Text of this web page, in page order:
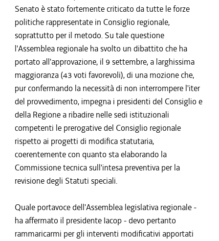
Senato è stato fortemente criticato da tutte le forze
politiche rappresentate in Consiglio regionale,
soprattutto per il metodo. Su tale questione
l'Assemblea regionale ha svolto un dibattito che ha
portato all'approvazione, il 9 settembre, a larghissima
maggioranza (43 voti favorevoli), di una mozione che,
pur confermando la necessità di non interrompere l'iter
del provvedimento, impegna i presidenti del Consiglio e
della Regione a ribadire nelle sedi istituzionali
competenti le prerogative del Consiglio regionale
rispetto ai progetti di modifica statutaria,
coerentemente con quanto sta elaborando la
Commissione tecnica sull'intesa preventiva per la
revisione degli Statuti speciali.
Quale portavoce dell'Assemblea legislativa regionale -
ha affermato il presidente Iacop - devo pertanto
rammaricarmi per gli interventi modificativi apportati